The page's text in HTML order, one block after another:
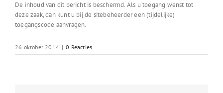
De inhoud van dit bericht is beschermd. Als u toegang wenst tot
deze zaak, dan kunt u bij de sitebeheerder een (tijdelijke)
toegangscode aanvragen.
26 oktober 2014 | 0 Reacties